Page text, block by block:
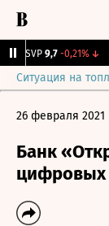
BISVP 9,7 -0,21% ↓
Ситуация на
26 февраля 2021
Банк
цифровых